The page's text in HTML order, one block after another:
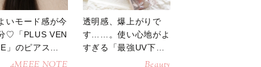
いモード感が今
♡「PLUS VEN
」のピアスが
透明感、爆上がりで
す……。使い心地がよ
すぎる「最強UV下